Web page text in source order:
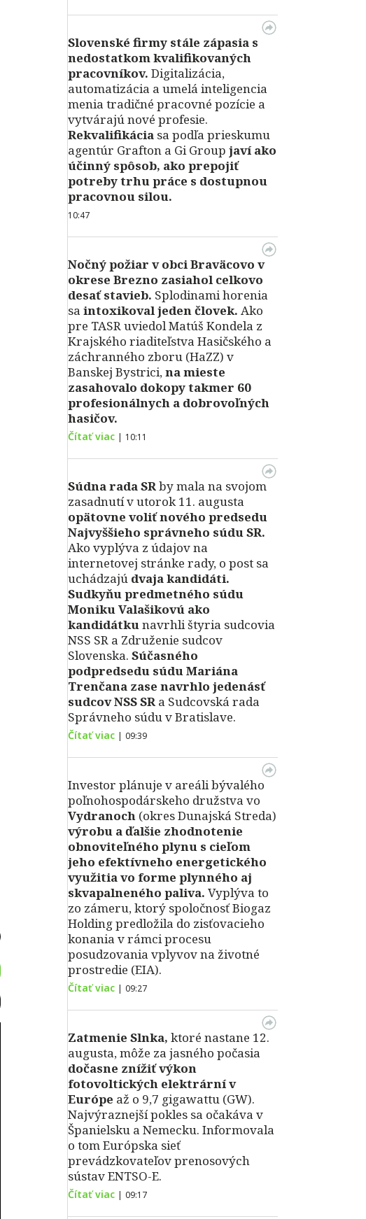
Slovenské firmy stále zápasia s
nedostatkom kvalifikovaných
pracovníkov. Digitalizácia,
automatizácia a umelá inteligencia
menia tradičné pracovné pozície a
vytvárajú nové profesie.
Rekvalifikácia sa podľa prieskumu
agentúr Grafton a Gi Group javí ako
účinný spôsob, ako prepojiť
potreby trhu práce s dostupnou
pracovnou silou.
10:47
Nočný požiar v obci Braväcovo v
okrese Brezno zasiahol celkovo
desať stavieb. Splodinami horenia
sa intoxikoval jeden človek. Ako
pre TASR uviedol Matúš Kondela z
Krajského riaditeľstva Hasičského a
záchranného zboru (HaZZ) v
Banskej Bystrici,na mieste
zasahovalo dokopy takmer 60
profesionálnych a dobrovoľných
hasičov.
Čítať viac | 10:11
Súdna rada SRby mala na svojom
zasadnutí v utorok 11. augusta
opätovne voliť nového predsedu
Najvyššieho správneho súdu SR.
Ako vyplýva z údajov na
internetovej stránke rady, o post sa
uchádzajú dvaja kandidáti.
Sudkyňu predmetného súdu
Moniku Valašikovú ako
kandidátkunavrhli štyria sudcovia
NSS SR a Združenie sudcov
Slovenska. Súčasného
podpredsedu súdu Mariána
Trenčana zase navrhlo jedenásť
sudcov NSS SR a Sudcovská rada
Správneho súdu v Bratislave.
Čítať viac | 09:39
Investor plánuje v areáli bývalého
poľnohospodárskeho družstva vo
Vydranoch (okres Dunajská Streda)
výrobu a ďalšie zhodnotenie
obnoviteľného plynu s cieľom
jeho efektívneho energetického
využitia vo forme plynného aj
skvapalneného paliva. Vyplýva to
zo zámeru, ktorý spoločnosť Biogaz
Holding predložila do zisťovacieho
konania v rámci procesu
posudzovania vplyvov na životné
prostredie (EIA).
Čítať viac | 09:27
Zatmenie Slnka, ktoré nastane 12.
augusta, môže za jasného počasia
dočasne znížiť výkon
fotovoltických elektrární v
Európe až o 9,7 gigawattu (GW).
Najvýraznejší pokles sa očakáva v
Španielsku a Nemecku. Informovala
o tom Európska sieť
prevádzkovateľov prenosových
sústav ENTSO-E.
Čítať viac | 09:17